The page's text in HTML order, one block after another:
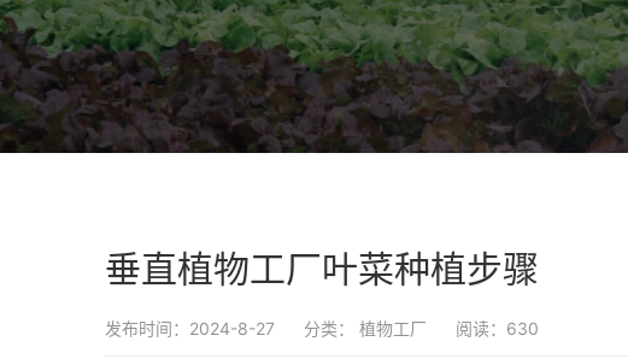
垂直植物工厂叶菜种植步骤
发布时间：2024-8-27 分类： 植物工厂 阅读：630